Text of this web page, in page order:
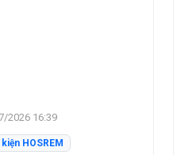
2026 16:39
kiện HOSREM